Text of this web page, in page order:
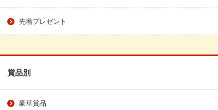
先着プレゼント
賞品別
豪華賞品